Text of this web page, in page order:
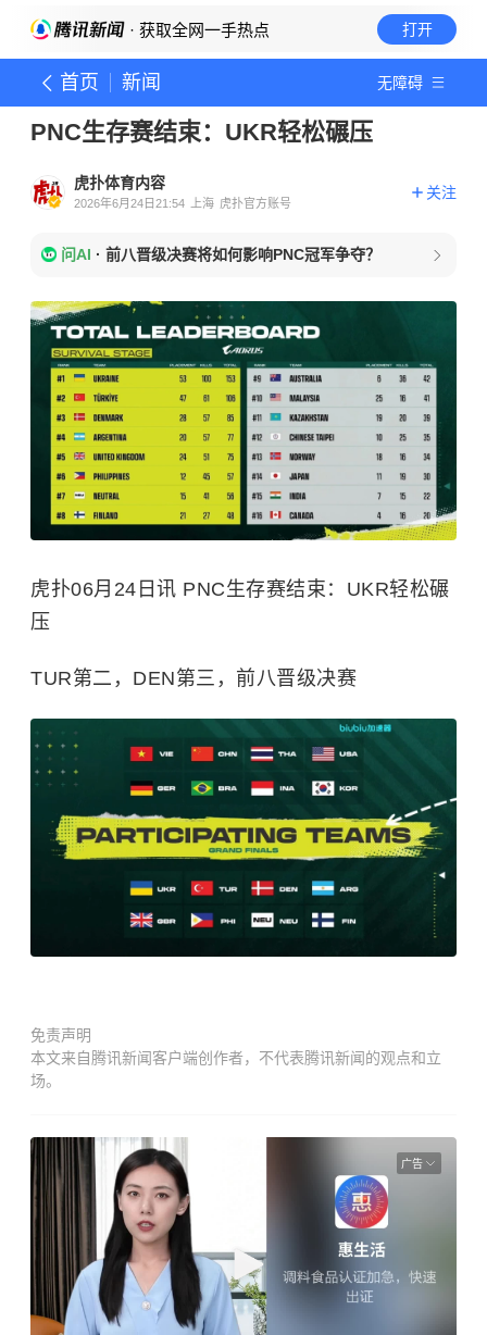
· 获取全网一手热点 打开
首页 新闻 无障碍
PNC生存赛结束：UKR轻松碾压
虎扑体育内容
2026年6月24日21:54 上海 虎扑官方账号
关注
问AI · 前八晋级决赛将如何影响PNC冠军争夺？
虎扑06月24日讯 PNC生存赛结束：UKR轻松碾
压
TUR第二，DEN第三，前八晋级决赛
免责声明
本文来自腾讯新闻客户端创作者，不代表腾讯新闻的观点和立
场。
广告